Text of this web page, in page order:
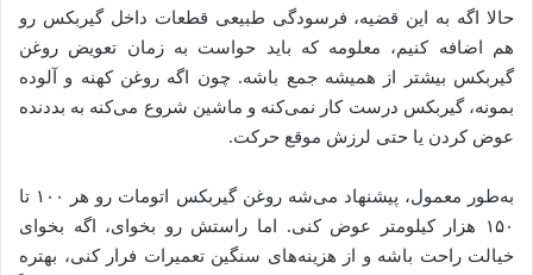
حالا اگه به این قضیه، فرسودگی طبیعی قطعات داخل گیربکس رو
هم اضافه کنیم، معلومه که باید حواست به زمان تعویض روغن
گیربکس بیشتر از همیشه جمع باشه. چون اگه روغن کهنه و آلوده
بمونه، گیربکس درست کار نمی‌کنه و ماشین شروع می‌کنه به بددنده
عوض کردن یا حتی لرزش موقع حرکت.
به‌طور معمول، پیشنهاد می‌شه روغن گیربکس اتومات رو هر ۱۰۰ تا
۱۵۰ هزار کیلومتر عوض کنی. اما راستش رو بخوای، اگه بخوای
خیالت راحت باشه و از هزینه‌های سنگین تعمیرات فرار کنی، بهتره